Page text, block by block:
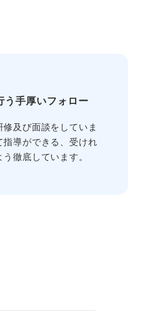
う手厚いフォロー
及び面談をしていま
導ができる、受けれ
徹底しています。